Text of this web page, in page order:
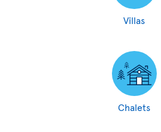
Villas
Chalets